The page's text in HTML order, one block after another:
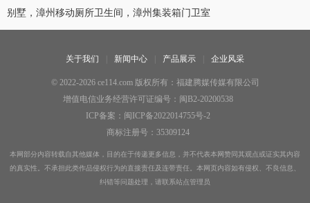
别墅，漳州移动厕所卫生间，漳州集装箱门卫室
关于我们 新闻中心 产品展示 企业风采
© 2022-2026 ce114.com 版权所有：福建腾媒传媒有限公司
增值电信业务经营许可证编号：闽B2-20200538
ICP备案：闽ICP备2022014755号-2
商标注册号：35309124
本网部分内容转载自其他媒体，目的在于传递更多信息，并不代表本网赞同其观点或证实其内容
的真实性。不承担此类作品侵权行为的直接责任及连带责任。本网页内容如有侵权、不良信息、
纠错等问题处理，请联系站点管理员